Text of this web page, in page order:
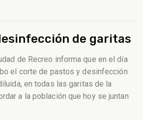
de garitas
de Recreo informa que en el día
el corte de pastos y desinfección
en todas las garitas de la
a la población que hoy se juntan